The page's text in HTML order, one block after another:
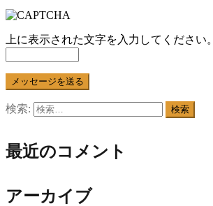
上に表示された文字を入力してください。
検索:
最近のコメント
アーカイブ